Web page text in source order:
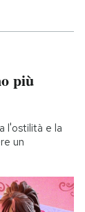
più
l'ostilità e la
un